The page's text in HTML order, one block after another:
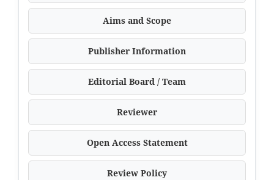
Aims and Scope
Publisher Information
Editorial Board / Team
Reviewer
Open Access Statement
Review Policy